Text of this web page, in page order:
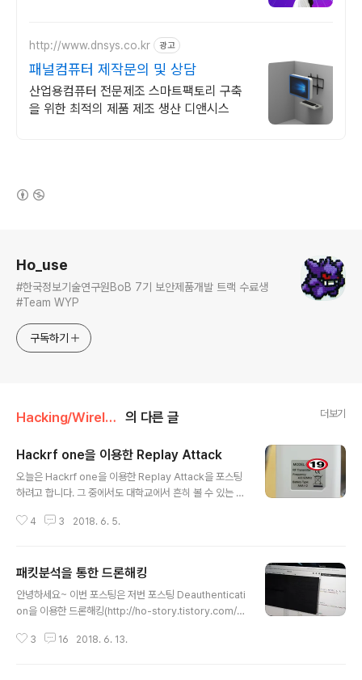
http://www.dnsys.co.kr 광고
패널컴퓨터 제작문의 및 상담
산업용컴퓨터 전문제조 스마트팩토리 구축
을 위한 최적의 제품 제조 생산 디앤시스
Ho_use
#한국정보기술연구원BoB 7기 보안제품개발 트랙 수료생
#Team WYP
구독하기
Hacking/Wireless 의 다른 글 더보기
Hackrf one을 이용한 Replay Attack
오늘은 Hackrf one을 이용한 Replay Attack을 포스팅
하려고 합니다. 그 중에서도 대학교에서 흔히 볼 수 있는 스
파수 통신을 하며 리모컨 뒤를 살펴보면 주파수 대역이 적
습니다. * Record* Replay 우선 스크린을 올리는 주파
수를 먼저 잡고 Record 해줍니다. 아주 간단합니다~ 자
이제 그것을 그대로 쏴주면?? 스크린이 올라가게 됩니다~
니다~^^ 다른 포스팅한 내용들과 마찬가지로 악용은 절대
4 3 2018. 6. 5.
패킷분석을 통한 드론해킹
안녕하세요~ 이번 포스팅은 저번 포스팅 Deauthenticati
on을 이용한 드론해킹(http://ho-story.tistory.com/4
겠습니다. 내용상 자세한 포스팅은 하지 않았기 때문에 관
3 16 2018. 6. 13.